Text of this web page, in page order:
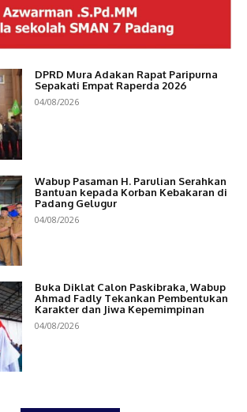
DPRD Mura Adakan Rapat Paripurna
Sepakati Empat Raperda 2026
04/08/2026
Wabup Pasaman H. Parulian Serahkan
Bantuan kepada Korban Kebakaran di
Padang Gelugur
04/08/2026
Buka Diklat Calon Paskibraka, Wabup
Ahmad Fadly Tekankan Pembentukan
Karakter dan Jiwa Kepemimpinan
04/08/2026